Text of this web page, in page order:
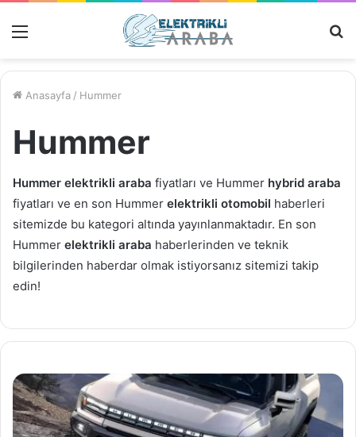
Menü
Anasayfa / Hummer
Hummer
Hummer elektrikli araba fiyatları ve Hummer hybrid araba
fiyatları ve en son Hummer elektrikli otomobil haberleri
sitemizde bu kategori altında yayınlanmaktadır. En son
Hummer elektrikli araba haberlerinden ve teknik
bilgilerinden haberdar olmak istiyorsanız sitemizi takip
edin!